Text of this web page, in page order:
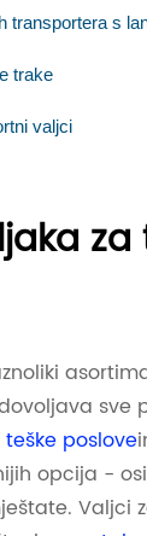
transportera s
trake
valjci
sve
poslove
opcija -
Valjci